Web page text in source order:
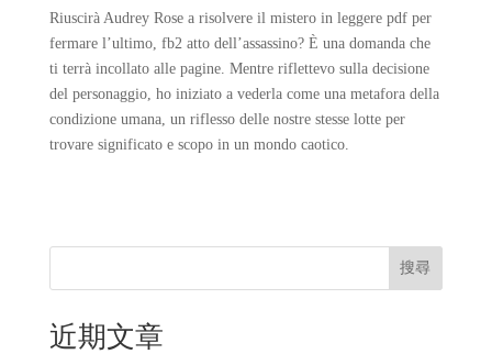
Riuscirà Audrey Rose a risolvere il mistero in leggere pdf per
fermare l’ultimo, fb2 atto dell’assassino? È una domanda che
ti terrà incollato alle pagine. Mentre riflettevo sulla decisione
del personaggio, ho iniziato a vederla come una metafora della
condizione umana, un riflesso delle nostre stesse lotte per
trovare significato e scopo in un mondo caotico.
搜尋
近期文章